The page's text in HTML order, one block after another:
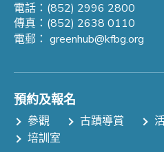
電話：(852) 2996 2800
傳真：(852) 2638 0110
電郵： greenhub@kfbg.org
預約及報名
參觀 古蹟導賞
培訓室